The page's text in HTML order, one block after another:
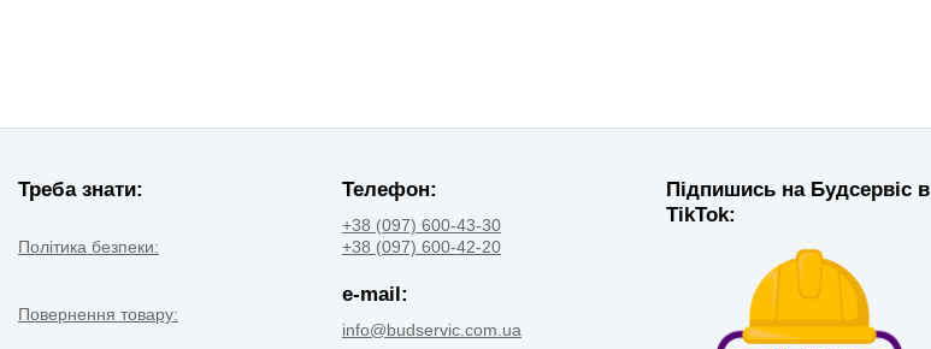
Треба знати:
Політика безпеки:
Повернення товару:
Телефон:
+38 (097) 600-43-30
+38 (097) 600-42-20
e-mail:
info@budservic.com.ua
Підпишись на Будсервіс в
TikTok: